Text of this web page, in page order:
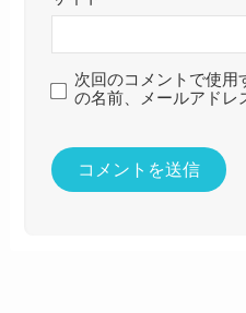
次回のコメントで使用
の名前、メールアドレ